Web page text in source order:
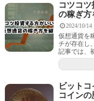
コツコ
の稼ぎ方
2024/10/14
仮想通貨を
チが存在し
記事では、
ビット
コイン